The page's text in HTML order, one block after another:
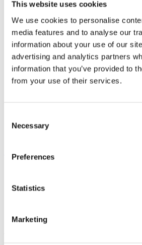
This website uses cookies
We use cookies to personalise
media features and to analyse our
information about your use of our
advertising and analytics partners
information that you’ve provided to
from your use of their services.
Selection
Necessary
Preferences
Statistics
Marketing